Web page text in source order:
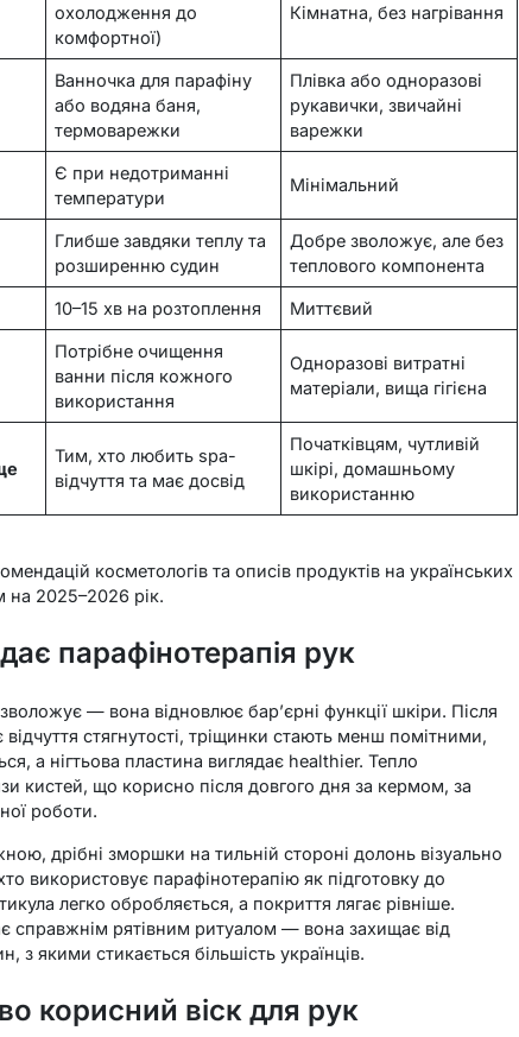
охолодження до
комфортної)
Кімнатна, без нагрівання
Ванночка для парафіну
або водяна баня,
термоварежки
Плівка або одноразові
рукавички, звичайні
варежки
Є при недотриманні
температури
Мінімальний
Глибше завдяки теплу та
розширенню судин
Добре зволожує, але без
теплового компонента
10–15 хв на розтоплення Миттєвий
Потрібне очищення
ванни після кожного
використання
Одноразові витратні
матеріали, вища гігієна
Тим, хто любить spa-
відчуття та має досвід
Початківцям, чутливій
шкірі, домашньому
використанню
косметологів та описів продуктів на українських
на 2025–2026 рік.
парафінотерапія рук
— вона відновлює бар’єрні функції шкіри. Після
відчуття стягнутості, тріщинки стають менш помітними,
а нігтьова пластина виглядає healthier. Тепло
кистей, що корисно після довгого дня за кермом, за
роботи.
дрібні зморшки на тильній стороні долонь візуально
використовує парафінотерапію як підготовку до
легко обробляється, а покриття лягає рівніше.
справжнім рятівним ритуалом — вона захищає від
з якими стикається більшість українців.
корисний віск для рук